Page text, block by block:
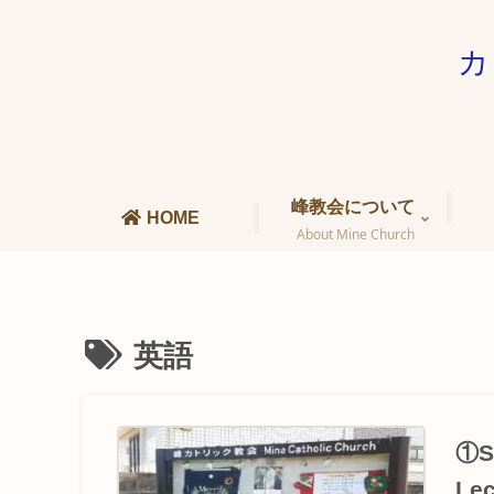
HOME
峰教会について
About Mine Church
英語